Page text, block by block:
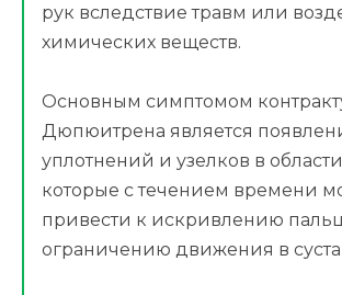
рук вследствие травм или
химических веществ.
Основным симптомом
Дюпюитрена является
уплотнений и узелков в
которые с течением времени
привести к искривлению
ограничению движения в